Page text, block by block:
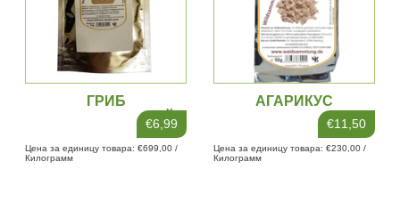
ГРИБ
ЛИСТВЕННИЧНЫЙ
(LARICIFOMES
OFFICINALIS),
€6,99
Цена за единицу товара: €699,00 /
Килограмм
АГАРИКУС
€11,50
Цена за единицу товара: €230,00 /
Килограмм